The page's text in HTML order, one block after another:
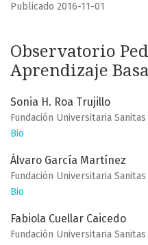
Observatorio
Aprendizaje
Publicado 2016-11-01
Sonia H. Roa Trujillo
Fundación Universitaria Sanitas
Bio
Álvaro García Martínez
Fundación Universitaria Sanitas
Bio
Fabiola Cuellar Caicedo
Fundación Universitaria Sanitas